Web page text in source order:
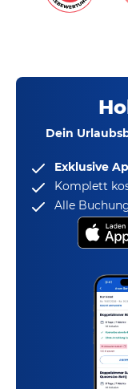
Dein
Exklusive
Komplett
Alle